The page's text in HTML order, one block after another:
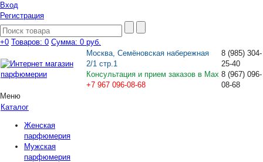
Вход
Регистрация
+0 Товаров: 0 Сумма: 0 руб.
Москва, Семёновская набережная
2/1 стр.1
Консультация и прием заказов в Max
+7 967 096-08-68
8 (985) 304-
25-40
8 (967) 096-
08-68
Меню
Каталог
Женская
парфюмерия
Мужская
парфюмерия